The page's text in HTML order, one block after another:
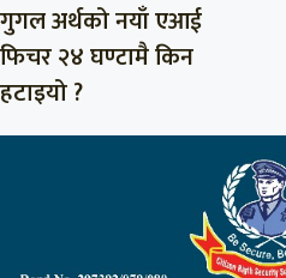
गुगल अर्थको नयाँ एआई
फिचर २४ घण्टामै किन
हटाइयो ?